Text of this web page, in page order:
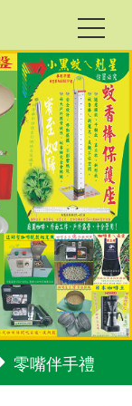
零嘴伴手禮